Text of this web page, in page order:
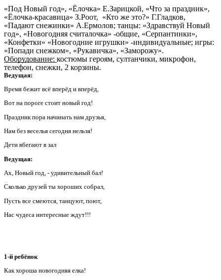
«Под Новый год», «Ёлочка» Е.Зарицкой, «Что за праздник»,
«Ёлочка-красавица» З.Роот, «Кто же это?» Г.Гладков,
«Падают снежинки» А.Ермолов; танцы: «Здравствуй Новый
год», «Новогодняя считалочка» -общие, «Серпантинки»,
«Конфетки» «Новогодние игрушки» -индивидуальные; игры:
«Попади снежком», «Рукавичка», «Заморожу».
Оборудование: костюмы героям, султанчики, микрофон,
телефон, снежки, 2 корзины.
Ведущая:
Время бежит всё вперёд и вперёд,
Вот на пороге стоит новый год!
Праздник пора начинать нам друзья,
Нам без веселья сегодня нельзя!
Дети вбегают в зал
Ведущая:
Ах, Новый год, - удивительный бал!
Сколько друзей ты хороших собрал,
Пусть все смеются, танцуют, поют,
Нас чудеса интересные ждут!!!
1-й ребёнок
Как хороша новогодняя елка!